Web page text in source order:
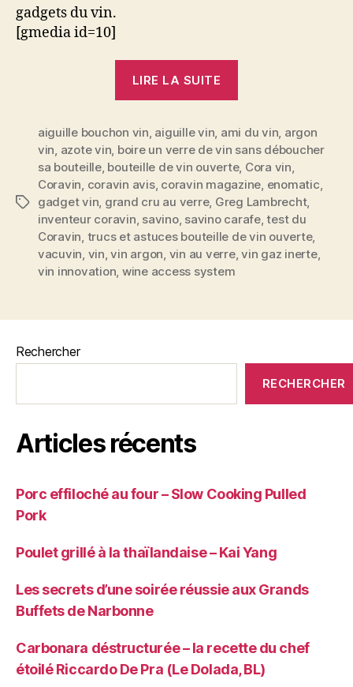
verre
vin
sans
déboucher
sa
bouteille
gadgets du vin.
[gmedia id=10]
LIRE LA SUITE
le
gadget
qui
permet
de
boire
un
vin
déboucher
Étiquettes
aiguille bouchon vin, aiguille vin, ami du vin, argon
vin, azote vin, boire un verre de vin sans déboucher
sa bouteille, bouteille de vin ouverte, Cora vin,
Coravin, coravin avis, coravin magazine, enomatic,
gadget vin, grand cru au verre, Greg Lambrecht,
inventeur coravin, savino, savino carafe,test du
Coravin, trucs et astuces bouteille de vin ouverte,
vacuvin, vin,vin argon, vin au verre,vin gaz inerte,
vin innovation, wine access system
Rechercher
RECHERCHER
Articles récents
Porc effiloché au four – Slow Cooking Pulled
Pork
Poulet grillé à la thaïlandaise – Kai Yang
Les secrets d’une soirée réussie aux Grands
Buffets de Narbonne
Carbonara déstructurée – la recette du chef
étoilé Riccardo De Pra (Le Dolada, BL)